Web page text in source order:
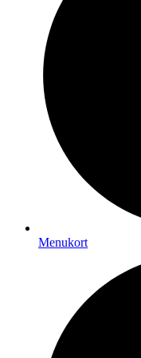
Menukort